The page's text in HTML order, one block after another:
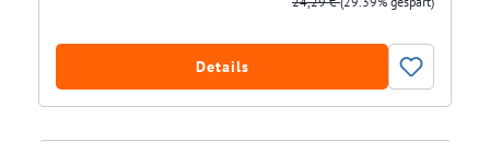
Details